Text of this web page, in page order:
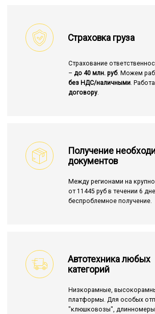
Страховка груза
Страхование
– до 40 млн. руб. Можем
без НДС/наличными.
договору.
Получение
документов
Между регионами на
от 11445 руб в течении 6
беспроблемное получение.
Автотехника любых
категорий
Низкорамные,
платформы. Для особых
"клюшковозы",